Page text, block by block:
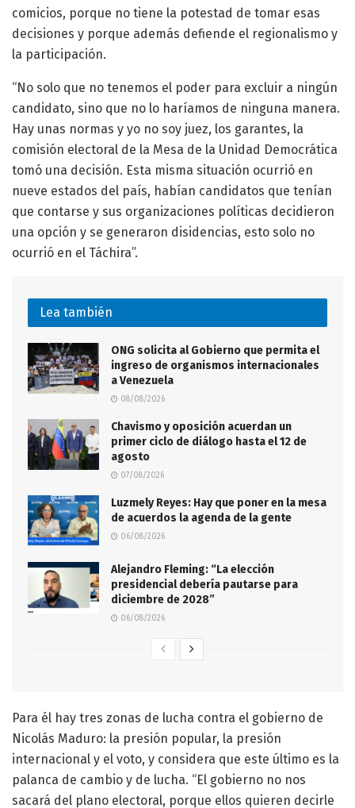
comicios, porque no tiene la potestad de tomar esas
decisiones y porque además defiende el regionalismo y
la participación.
“No solo que no tenemos el poder para excluir a ningún
candidato, sino que no lo haríamos de ninguna manera.
Hay unas normas y yo no soy juez, los garantes, la
comisión electoral de la Mesa de la Unidad Democrática
tomó una decisión. Esta misma situación ocurrió en
nueve estados del país, habían candidatos que tenían
que contarse y sus organizaciones políticas decidieron
una opción y se generaron disidencias, esto solo no
ocurrió en el Táchira”.
Lea también
ONG solicita al Gobierno que permita el
ingreso de organismos internacionales
a Venezuela
08/08/2026
Chavismo y oposición acuerdan un
primer ciclo de diálogo hasta el 12 de
agosto
07/08/2026
Luzmely Reyes: Hay que poner en la mesa
de acuerdos la agenda de la gente
06/08/2026
Alejandro Fleming: “La elección
presidencial debería pautarse para
diciembre de 2028”
06/08/2026
Para él hay tres zonas de lucha contra el gobierno de
Nicolás Maduro: la presión popular, la presión
internacional y el voto, y considera que este último es la
palanca de cambio y de lucha. “El gobierno no nos
sacará del plano electoral, porque ellos quieren decirle